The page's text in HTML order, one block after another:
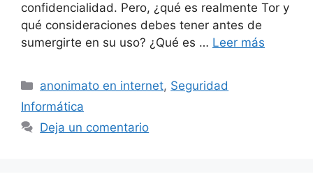
confidencialidad. Pero, ¿qué es realmente Tor y
qué consideraciones debes tener antes de
sumergirte en su uso? ¿Qué es … Leer más
Categorías
anonimato en internet, Seguridad
Informática
Deja un comentario